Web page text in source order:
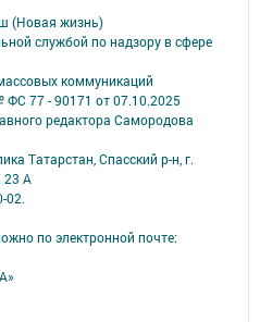
(Новая жизнь)
службой по надзору в сфере
коммуникаций
77 - 90171 от 07.10.2025
редактора Самородова
Татарстан, Спасский р-н, г.
23 А
02.
по электронной почте: